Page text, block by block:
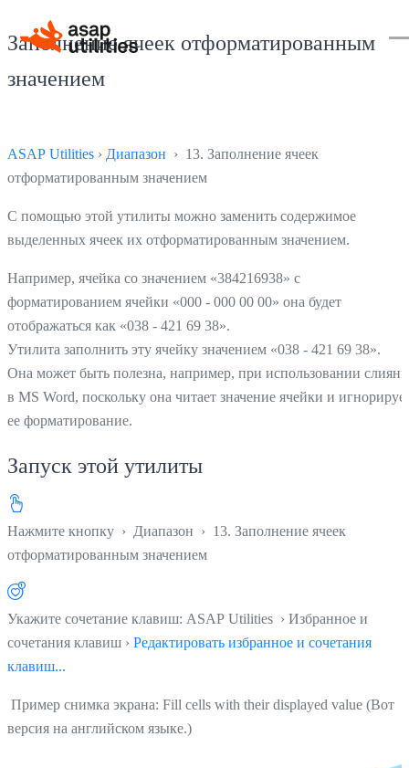
Заполнение ячеек отформатированным
значением
ASAP Utilities › Диапазон › 13. Заполнение ячеек
отформатированным значением
С помощью этой утилиты можно заменить содержимое
выделенных ячеек их отформатированным значением.
Например, ячейка со значением «384216938» с
форматированием ячейки «000 - 000 00 00» она будет
отображаться как «038 - 421 69 38».
Утилита заполнить эту ячейку значением «038 - 421 69 38».
Она может быть полезна, например, при использовании
в MS Word, поскольку она читает значение ячейки и
ее форматирование.
Запуск этой утилиты
Нажмите кнопку › Диапазон › 13. Заполнение ячеек
отформатированным значением
Укажите сочетание клавиш: ASAP Utilities › Избранное и
сочетания клавиш › Редактировать избранное и сочетания
клавиш...
Пример снимка экрана: Fill cells with their displayed value (Вот
версия на английском языке.)